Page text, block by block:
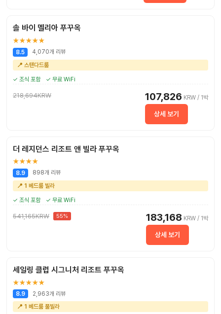
솔 바이 멜리아 푸꾸옥
★★★★★
8.5
4,070개 리뷰
📍 스탠다드룸
✓ 조식 포함 ✓ 무료 WiFi
218,694KRW 107,826 KRW / 1박
상세 보기
더 레지던스 리조트 앤 빌라 푸꾸옥
★★★★
8.9
898개 리뷰
📍 1 베드룸 빌라
✓ 조식 포함 ✓ 무료 WiFi
541,165KRW 55% 183,168 KRW / 1박
상세 보기
세일링 클럽 시그니처 리조트 푸꾸옥
★★★★★
8.9
2,963개 리뷰
📍 1 베드룸 풀빌라